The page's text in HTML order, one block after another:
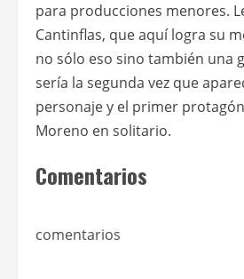
para producciones menores.
Cantinflas, que aquí logra su
no sólo eso sino también una
sería la segunda vez que
personaje y el primer
Moreno en solitario.
Comentarios
comentarios